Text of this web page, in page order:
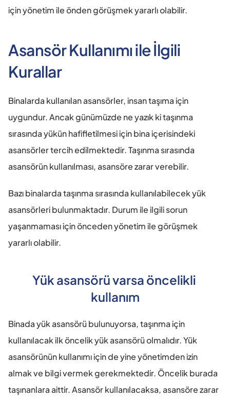
için yönetim ile önden görüşmek yararlı olabilir.
Asansör Kullanımı ile İlgili
Kurallar
Binalarda kullanılan asansörler, insan taşıma için
uygundur. Ancak günümüzde ne yazık ki taşınma
sırasında yükün hafifletilmesi için bina içerisindeki
asansörler tercih edilmektedir. Taşınma sırasında
asansörün kullanılması, asansöre zarar verebilir.
Bazı binalarda taşınma sırasında kullanılabilecek yük
asansörleri bulunmaktadır. Durum ile ilgili sorun
yaşanmaması için önceden yönetim ile görüşmek
yararlı olabilir.
Yük asansörü varsa öncelikli
kullanım
Binada yük asansörü bulunuyorsa, taşınma için
kullanılacak ilk öncelik yük asansörü olmalıdır. Yük
asansörünün kullanımı için de yine yönetimden izin
almak ve bilgi vermek gerekmektedir. Öncelik burada
taşınanlara aittir. Asansör kullanılacaksa, asansöre zarar